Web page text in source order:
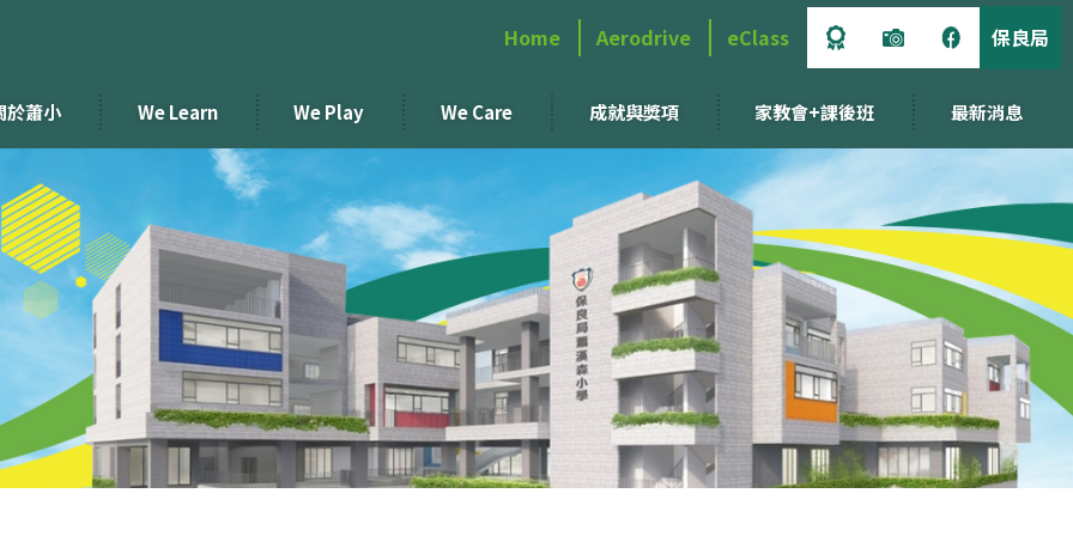
Home Aerodrive eClass 保良局
於蕭小 We Learn We Play We Care 成就與獎項 家教會+課後班 最新消息